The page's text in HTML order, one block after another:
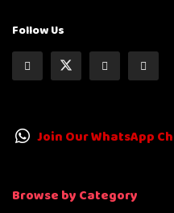
Follow Us
Join Our WhatsApp
Browse by Category